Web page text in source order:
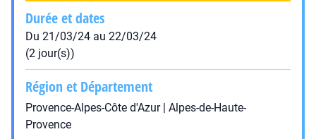
Durée et dates
Du 21/03/24 au 22/03/24
(2 jour(s))
Région et Département
Provence-Alpes-Côte d'Azur | Alpes-de-Haute-
Provence